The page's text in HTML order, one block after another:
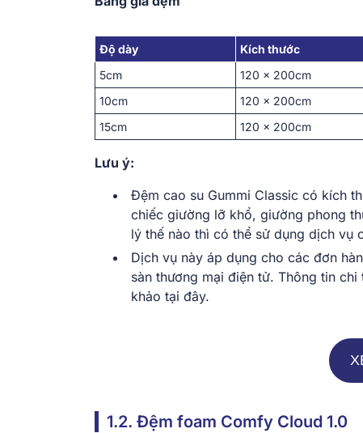
Độ dày Kích thước
5cm
120 x 200cm
10cm
120 x 200cm
15cm
120 x 200cm
Lưu ý:
Đệm cao su Gummi Classic có kích
chiếc giường lỡ khổ, giường phong
lý thế nào thì có thể sử dụng dịch vụ
Dịch vụ này áp dụng cho các đơn
sàn thương mại điện tử. Thông tin
khảo tại đây.
1.2. Đệm foam Comfy Cloud 1.0